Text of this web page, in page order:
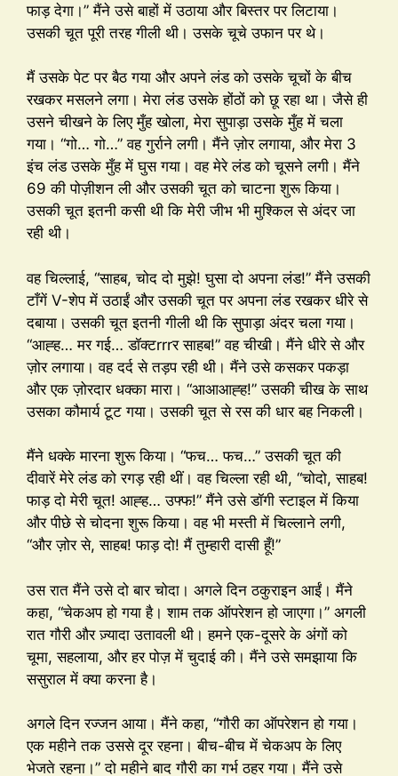
फाड़ देगा।” मैंने उसे बाहों में उठाया और बिस्तर पर लिटाया।
उसकी चूत पूरी तरह गीली थी। उसके चूचे उफान पर थे।
मैं उसके पेट पर बैठ गया और अपने लंड को उसके चूचों के बीच
रखकर मसलने लगा। मेरा लंड उसके होंठों को छू रहा था। जैसे ही
उसने चीखने के लिए मुँह खोला, मेरा सुपाड़ा उसके मुँह में चला
गया। “गो… गो…” वह गुर्राने लगी। मैंने ज़ोर लगाया, और मेरा 3
इंच लंड उसके मुँह में घुस गया। वह मेरे लंड को चूसने लगी। मैंने
69 की पोज़ीशन ली और उसकी चूत को चाटना शुरू किया।
उसकी चूत इतनी कसी थी कि मेरी जीभ भी मुश्किल से अंदर जा
रही थी।
वह चिल्लाई, “साहब, चोद दो मुझे! घुसा दो अपना लंड!” मैंने उसकी
टाँगें V-शेप में उठाईं और उसकी चूत पर अपना लंड रखकर धीरे से
दबाया। उसकी चूत इतनी गीली थी कि सुपाड़ा अंदर चला गया।
“आह्ह… मर गई… डॉक्टrrrर साहब!” वह चीखी। मैंने धीरे से और
ज़ोर लगाया। वह दर्द से तड़प रही थी। मैंने उसे कसकर पकड़ा
और एक ज़ोरदार धक्का मारा। “आआआह्ह!” उसकी चीख के साथ
उसका कौमार्य टूट गया। उसकी चूत से रस की धार बह निकली।
मैंने धक्के मारना शुरू किया। “फच… फच…” उसकी चूत की
दीवारें मेरे लंड को रगड़ रही थीं। वह चिल्ला रही थी, “चोदो, साहब!
फाड़ दो मेरी चूत! आह्ह… उफ्फ!” मैंने उसे डॉगी स्टाइल में किया
और पीछे से चोदना शुरू किया। वह भी मस्ती में चिल्लाने लगी,
“और ज़ोर से, साहब! फाड़ दो! मैं तुम्हारी दासी हूँ!”
उस रात मैंने उसे दो बार चोदा। अगले दिन ठकुराइन आईं। मैंने
कहा, “चेकअप हो गया है। शाम तक ऑपरेशन हो जाएगा।” अगली
रात गौरी और ज़्यादा उतावली थी। हमने एक-दूसरे के अंगों को
चूमा, सहलाया, और हर पोज़ में चुदाई की। मैंने उसे समझाया कि
ससुराल में क्या करना है।
अगले दिन रज्जन आया। मैंने कहा, “गौरी का ऑपरेशन हो गया।
एक महीने तक उससे दूर रहना। बीच-बीच में चेकअप के लिए
भेजते रहना।” दो महीने बाद गौरी का गर्भ ठहर गया। मैंने उसे